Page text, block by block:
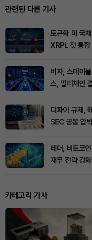
관련된 다른 기사
토큰화 미 국
XRPL 첫 통합
비자, 스테이
스, 멀티체인
디파이 규제,
SEC 공동 압
테더, 비트코
재무 전략 강
카테고리 기사